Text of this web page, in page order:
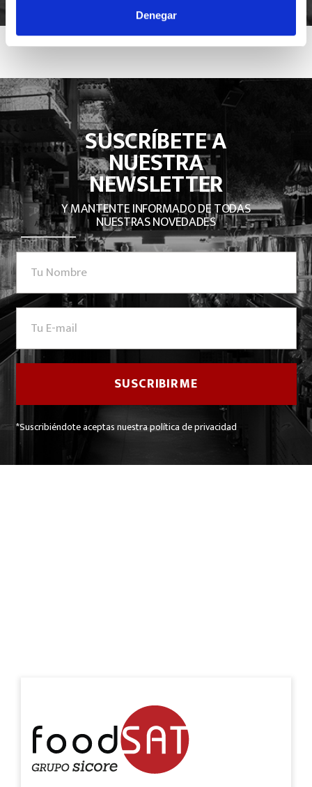
Denegar
SUSCRÍBETE A
NUESTRA
NEWSLETTER
Y MANTENTE INFORMADO DE TODAS
NUESTRAS NOVEDADES
*Suscribiéndote aceptas nuestra política de privacidad